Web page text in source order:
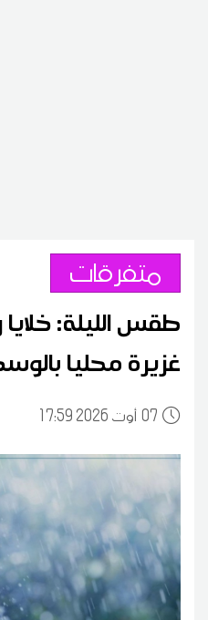
متفرقات
طقس الليلة:
غزيرة محليا
0717:59 2026 أوت